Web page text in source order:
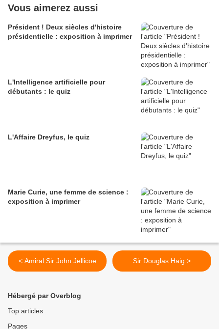
Vous aimerez aussi
Président ! Deux siècles d'histoire
présidentielle : exposition à imprimer
L'Intelligence artificielle pour
débutants : le quiz
L'Affaire Dreyfus, le quiz
Marie Curie, une femme de science :
exposition à imprimer
< Amiral Sir John Jellicoe Sir Douglas Haig >
Hébergé par Overblog
Top articles
Pages